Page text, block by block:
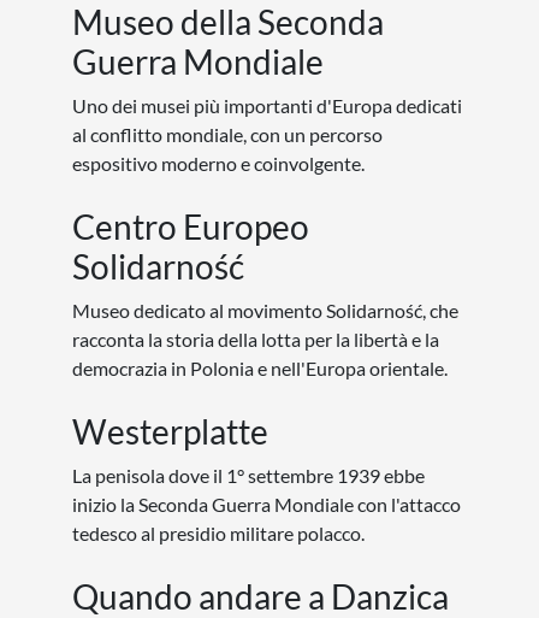
Museo della Seconda
Guerra Mondiale
Uno dei musei più importanti d'Europa dedicati
al conflitto mondiale, con un percorso
espositivo moderno e coinvolgente.
Centro Europeo
Solidarność
Museo dedicato al movimento Solidarność, che
racconta la storia della lotta per la libertà e la
democrazia in Polonia e nell'Europa orientale.
Westerplatte
La penisola dove il 1° settembre 1939 ebbe
inizio la Seconda Guerra Mondiale con l'attacco
tedesco al presidio militare polacco.
Quando andare a Danzica